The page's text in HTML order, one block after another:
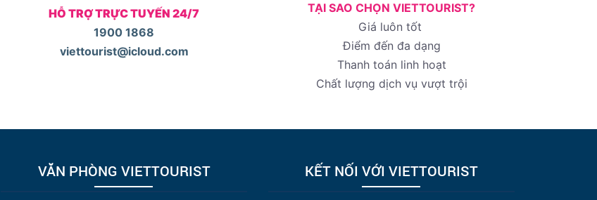
HỖ TRỢ TRỰC TUYẾN 24/7
1900 1868
viettourist@icloud.com
TẠI SAO CHỌN VIETTOURIST?
Giá luôn tốt
Điểm đến đa dạng
Thanh toán linh hoạt
Chất lượng dịch vụ vượt trội
VĂN PHÒNG VIETTOURIST KẾT NỐI VỚI VIETTOURIST